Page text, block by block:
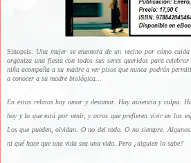
Sinopsis: Una mujer se enamora de un vecino por cómo
organiza una fiesta con todos sus seres queridos para
niña acompaña a su madre a ver pisos que nunca podrán
a conocer a su madre biológica...
En estos relatos hay amor y desamor. Hay ausencia y culpa.
hoy y lo que está por venir, y otros que prefieren vivir en las
Los que pueden, olvidan. O no del todo. O no siempre.
ni qué hace que una vida sea una vida. Pero ¿alguien lo sabe?